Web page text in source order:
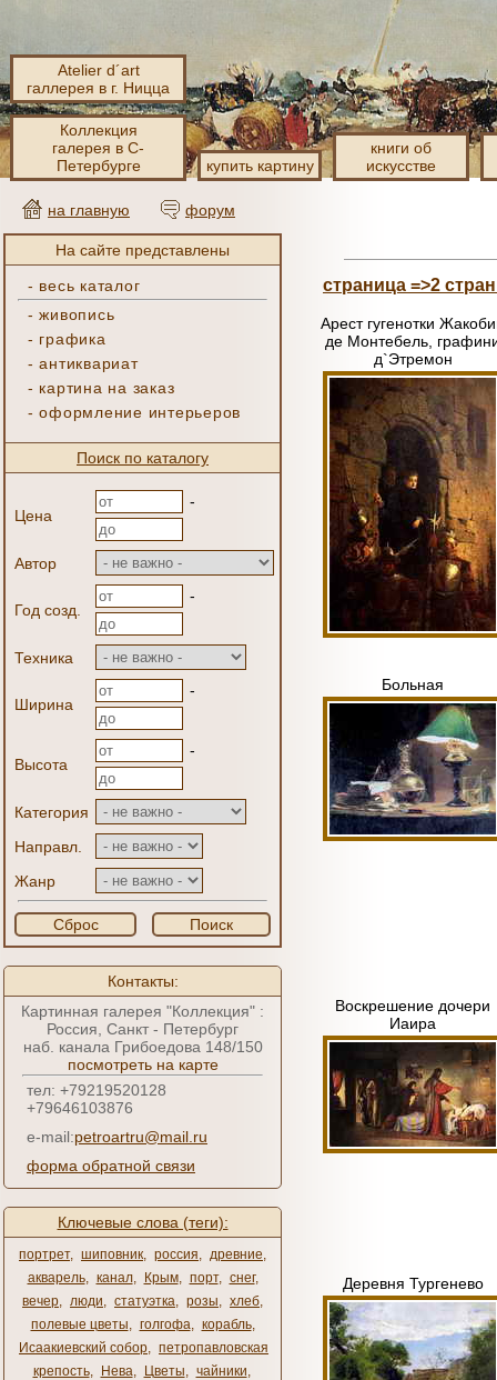
Atelier d´art
галлерея в г. Ницца
Коллекция
галерея в С-
Петербурге
купить картину
книги об
искусстве
на главную форум
На сайте представлены
- весь каталог
-живопись
- графика
-антиквариат
- картина на заказ
-оформление интерьеров
Поиск по каталогу
Цена
-
Автор
Год созд.
-
Техника
Ширина
-
Высота
-
Категория
Направл.
Жанр
Сброс Поиск
Контакты:
Картинная галерея "Коллекция" :
Россия, Санкт - Петербург
наб. канала Грибоедова 148/150
посмотреть на карте
тел: +79219520128
+79646103876
e-mail:petroartru@mail.ru
форма обратной связи
Ключевые слова (теги):
портрет, шиповник, россия, древние,
акварель, канал, Крым, порт, снег,
вечер, люди, статуэтка, розы, хлеб,
полевые цветы, голгофа, корабль,
Исаакиевский собор, петропавловская
крепость, Нева, Цветы, чайники,
страница =>2
Арест гугенотки
де Монтебель,
д`Этремон
Больная
Воскрешение дочери
Иаира
Деревня Тургенево